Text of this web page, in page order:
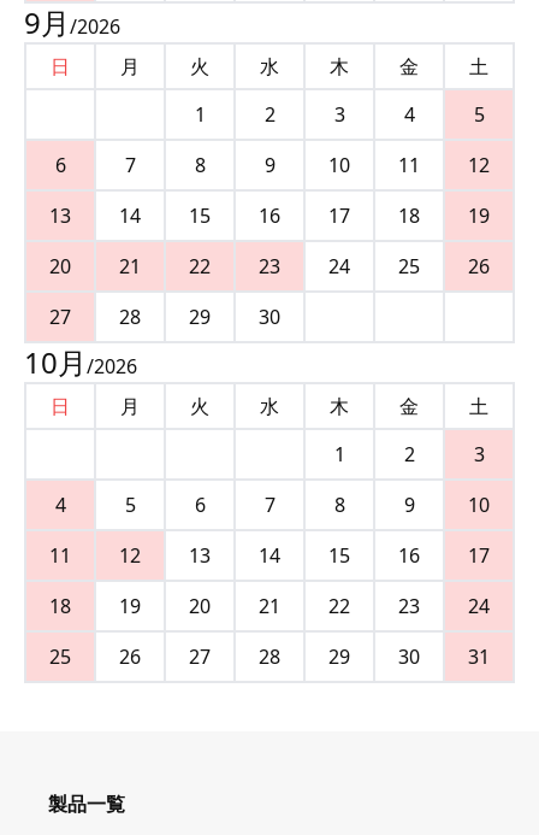
9月 /2026
日
月 火 水 木 金
土
1
2 3 4
5
6
7 8 9 10 11
12
13
14 15 16 17 18
19
20
21 22 23 24 25
26
27
28 29 30
10月 /2026
日
月 火 水 木 金
土
1
2
3
4
5 6 7 8 9
10
11
12 13 14 15 16
17
18
19 20 21 22 23
24
25
26 27 28 29 30 31
製品一覧